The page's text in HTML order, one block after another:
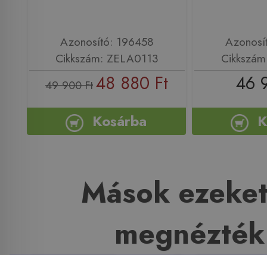
Azonosító: 196458
Cikkszám: ZELA0113
49 900 Ft48 880 Ft
Kosárba
46
Mások
megnézték